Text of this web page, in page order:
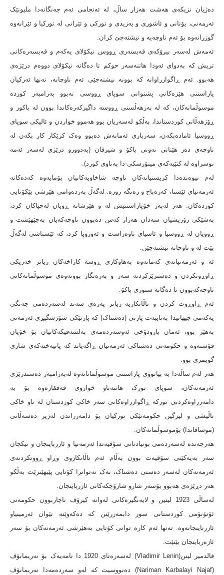
دەژیان نزیکەی هەشت هەزار ساڵ، لە ئەنجامی ئەم جەنگانەدا ملیونێک
ئەرمەنی، یۆنانی و ئاشوری و یەزیدی و تورکی و ئێرانی لە تورکیا و ئێرانەوە
گوزرانەوە بۆ ئەم ناوچەیە و نیشتەجێ کران.
ئەمەش لەسەر بیرۆکەی قەیسەری ڕووس نیکۆلای یەکەم و قەیسەرەکانی
تریش کە بەدوای ئەودا هاتنەسەر حوکم تا دەگاته نیکۆلای دووەم درێژەی
هەبوو. ئەم ڕاگوازراوانە کە بوونە نیشتەجێی ئەم ناوچانە، تەنها ئەرکیان
پاراستنی هێزەکانی پشتوانی سوپای ڕووسی نەبوو بەرامبەر کوردە
موسوڵمانەکان، کە لە بەرهەڵستی ڕووسە داگیرکەرەکاندا بوون لە باکور و
ڕۆژهەڵاتی کوردستاندا، بەڵکو لەسەریان بوو هەموو خواردن و ئالیکی سوپای
ڕووسیا ئامادەبکەن، سەرباری ئەمانەش دەبوو وەک کرێکار کار بکەن لە
ناوچەی دەر هێنانی نەوتی باکۆ و شیرڤان (بەدوورو درێژی لەسەر ئەمە
نوسراوە لە کتێبەکەی مینۆرسکی-دا بەناوی کورد).
لەم نیوەندەدا کریستیانەکان ناوچە شاخاویەکانیان بۆمایەوە کەدەکاتە
ئەرمەنیای ئێستا، کەرەباخ و زەنگە زورە. لەگەڵ بەردەوامی هێرشی بێکۆتایی
کوردەکان. هەر لەبەر خۆپاراستنیش له و هێرشانە ڕویان لەچیاکان کرد،
بەشێکی زۆریشیان سەدان هەزار کەس دەبوون ناوچەکەیان بەجێهێشت و
ڕوویان لە ڕووسیا و ئاسیای ناوەراست و ئەوروپا کرد، کە ئێستاشی لەگەڵ
بێت له و ناوچانە نیشتەجێن.
ئه و ئەرمەنیانەی کەمانەوە بەهاوکاری ڕوسە کازاخەکان زیاتر خەریکی
ڕاوڕوتکردن و دەسترێژکردنە سەر و بەرەنگار بوونەوەی موسوڵمانەکانی
ناوچەکەبوون تا دەگاتە سنوری باکۆ.
ئەم ڕاوڕوت کردن و تاڵانکاریە زیاتر پەرەی سەند لەسەردەمی جەنگی
یەکەمی جیهانیدا بەتایبەت پارتی (دەشناک) کە پارتێکی شۆرشگیڕی ئەرمەنی
بەهێز بوو، ئەمان بارودۆخی ئەوسەردەمەی بەلشەفیکەکانیان بۆ خۆیان
قۆستەوه و حکومەتی دەشناکی ئەرمەنیان ڕاگەیاند کە پاتیەختەکەی شاری
گویمری بوو.
هەر لەم ساڵەدا بە بیانووی پاراستنی موسوڵمانانەوه لەبەرامبەر دەستدرێژی
ئەرمەنەکان، سوپای تورک هاتنەناو خواروی قەفقازەوە بۆ بە
دامەزراوەکردنی تورکە ڕاگوازراوەکانی سەر خاکی کوردستان لە ناو خاکی
تاڵیشی و لیزگین حکومەتێکی تورکیان بۆ دامەزراندن لەژیر دەسەڵاتی
(موساڤاتدا) بۆموسوڵمانەکان.
هەرچەندە لەسەردەمی بونیادنانی سۆڤیەتدا ئەرمەنیا و ئازرباینجان و نیکچان
سەر بەیەکێتی سۆڤیەت بوون بەڵام ئەم تاڵانکاروی وڕاو ڕووتکردنەی
ئەرمەنەکان لەسەر دەستی دەشناک، نەک نەتوانرا کۆتایی پێبهێنرێت بەڵکو
هەر دڕێژەی هەبوو بۆسەر شارو شارۆچکەکانی ئازرباینجان.
لەساڵی 1923 لینین و لایەنگیرەکانی لەوانە کیرۆڤ ناچاربوون حکومەتی
ئۆتۆنۆمی کوردستانی سور دابمەزرێنن کە دەکەوێتە نێوان ئەرمینیاو
ئازرناینجانەوە. تەنها ئەم کارە توانی کۆتایی بەهێرشی ئەرمەنەکان بۆ سەر
ئازەرباینجان بێنێت.
فالدمیر لینن(Vladimir Lenin) لەسەرەتای 1920 دا نامەیەک بۆ نەریمانۆڤ
(Nariman Karbalayi Najaf) دەنووسیت کە لەو سەردەمەدا نەریمانۆڤ